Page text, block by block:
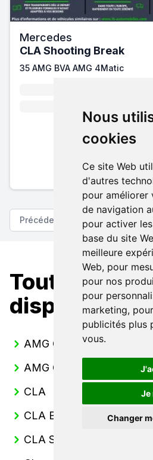
Nous
cookies
Ce site Web
d'autres
pour améliorer
de navigation
pour activer
base du site
meilleure
Web, pour
pour nos
pour
marketing,
publicités plus
vous.
Je
Changer
Mercedes
CLA Shooting Break
35 AMG BVA AMG 4Matic
34 770 €
Pack essentiel
Précédent
Toutes nos
disponibles
AMG GT Coupe
AMG GT Roadster
CLA
CLA Berline
CLA Shooting Break